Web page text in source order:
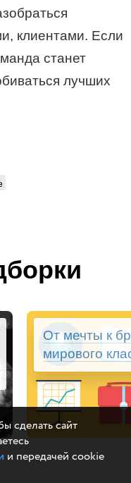
клиентами. Если
станет
лучших
От мечты к
мирового
сделать сайт
и передачей cookie